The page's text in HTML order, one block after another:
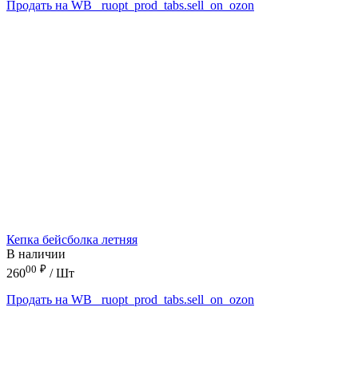
Продать на WB
_ruopt_prod_tabs.sell_on_ozon
Кепка бейсболка летняя
В наличии
26000 ₽ / Шт
Продать на WB
_ruopt_prod_tabs.sell_on_ozon